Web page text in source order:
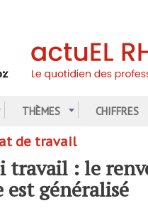
THÈMES CHIFFRES
de travail
travail : le
généralisé